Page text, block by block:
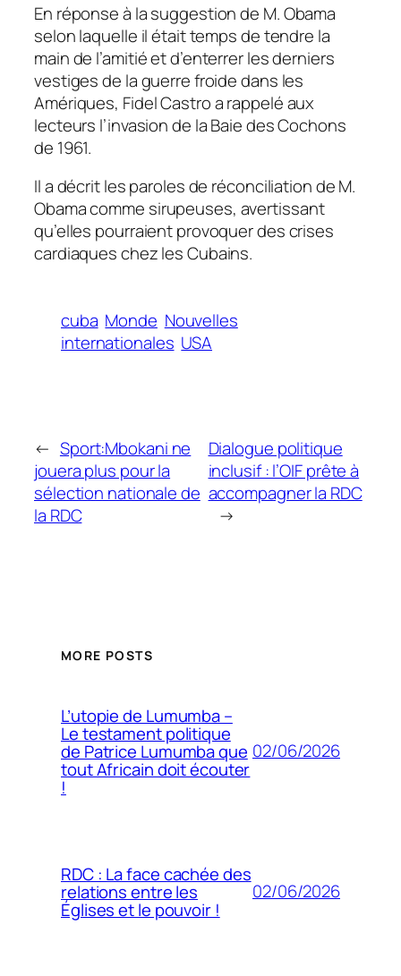
En réponse à la suggestion de M. Obama
selon laquelle il était temps de tendre la
main de l’amitié et d’enterrer les derniers
vestiges de la guerre froide dans les
Amériques, Fidel Castro a rappelé aux
lecteurs l’invasion de la Baie des Cochons
de 1961.
Il a décrit les paroles de réconciliation de M.
Obama comme sirupeuses, avertissant
qu’elles pourraient provoquer des crises
cardiaques chez les Cubains.
cuba Monde Nouvelles
internationales USA
← Sport:Mbokani ne
jouera plus pour la
sélection nationale de
la RDC
Dialogue politique
inclusif : l’OIF prête à
accompagner la RDC
→
MORE POSTS
L’utopie de Lumumba –
Le testament politique
de Patrice Lumumba que
tout Africain doit écouter
!
02/06/2026
RDC : La face cachée des
relations entre les
Églises et le pouvoir !
02/06/2026